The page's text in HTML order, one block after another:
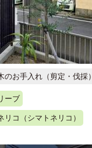
のお手入れ（剪定・伐採）
ーブ
リコ（シマトネリコ）